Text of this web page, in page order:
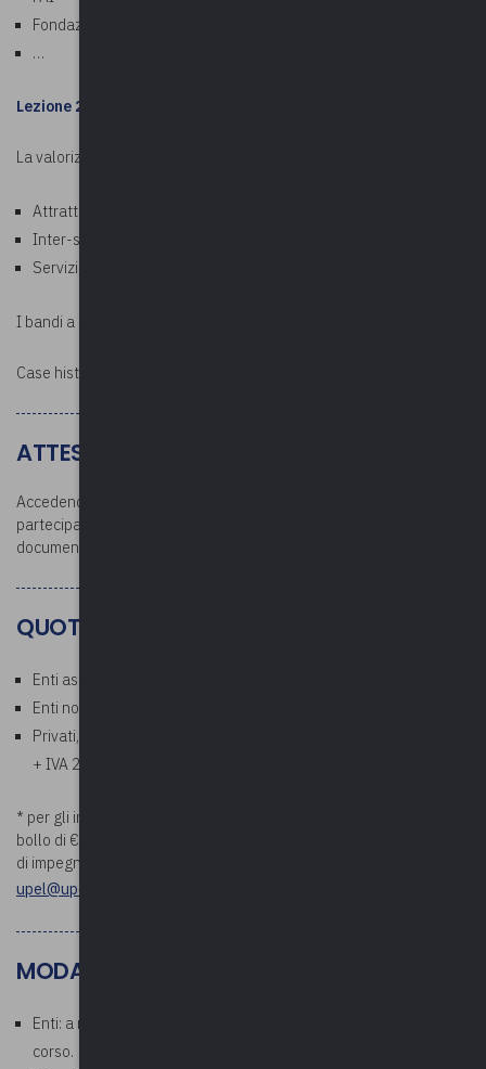
Fondazioni bancarie
…
Lezione 2
La valorizzazione dei beni culturali
Attrattività
Inter-settorialità
Servizi, attività, prospettive
I bandi a supporto dei soggetti gestori
Case history
ATTESTATO E DOCUMENTAZIONE
Accedendo all’area riservata dopo la conclusione del corso, i
partecipanti potranno scaricare l’attestato di partecipazione e la
documentazione.
QUOTE
Enti associati: Gratuito
Enti non associati: € 50,00 a persona* (esente IVA)
Privati, aziende, studi professionali: € 61,00 a persona (€ 50,00
+ IVA 22%)
* per gli importi superiori a €. 75,00 verrà addebitata la marca da
bollo di €. 2,00. Si prega di comunicare i riferimenti della determina
di impegno di spesa prima della data di inizio del corso a
upel@upel.va.it
MODALITÀ PAGAMENTO
Enti: a ricezione della fattura che verrà emessa al termine del
corso.